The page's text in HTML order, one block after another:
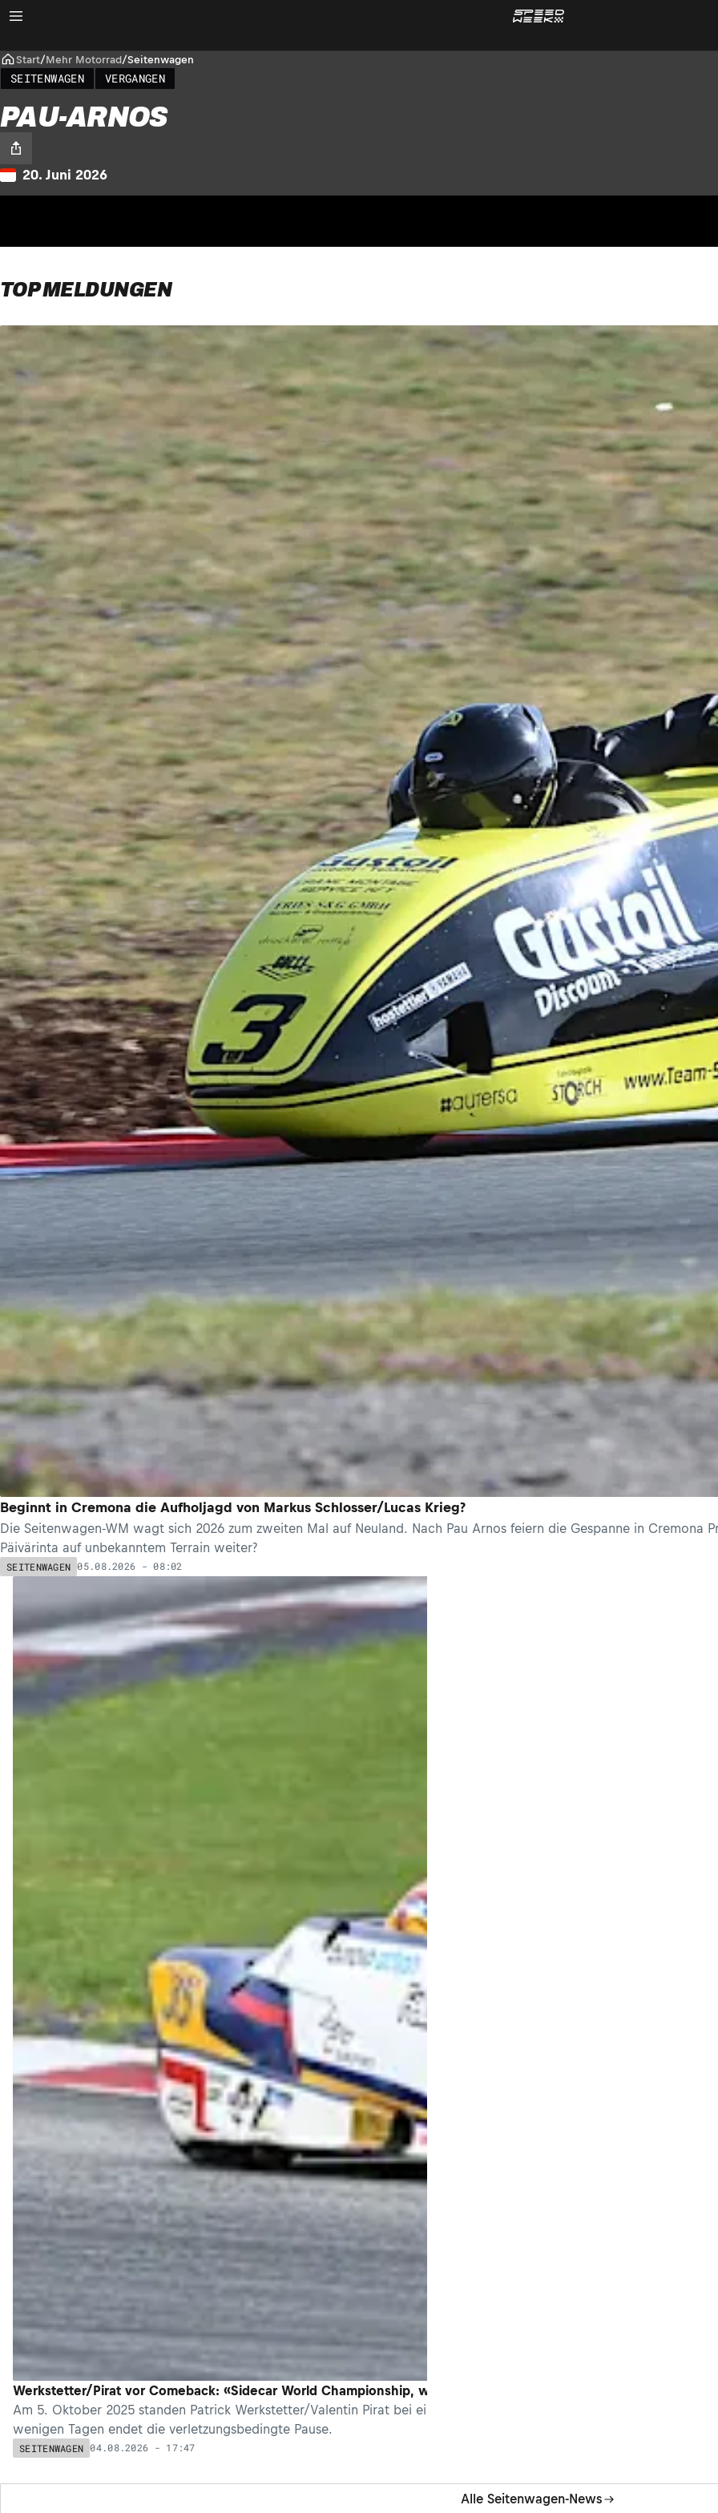
Start/Mehr Motorrad/Seitenwagen
SEITENWAGEN VERGANGEN
PAU-ARNOS
20. Juni 2026
TOP MELDUNGEN
Beginnt in Cremona die Aufholjagd von Markus Schlosser/Lucas Krieg?
Die Seitenwagen-WM wagt sich 2026 zum zweiten Mal auf Neuland. Nach Pau Arnos feiern die Gespanne in Cremona
Päivärinta auf unbekanntem Terrain weiter?
SEITENWAGEN 05.08.2026 - 08:02
Werkstetter/Pirat vor Comeback: «Sidecar World Championship, wir kommen!»
Am 5. Oktober 2025 standen Patrick Werkstetter/Valentin Pirat bei einem Lauf zur Seitenwagen-Weltmeisterschaft
wenigen Tagen endet die verletzungsbedingte Pause.
SEITENWAGEN 04.08.2026 - 17:47
Alle Seitenwagen-News